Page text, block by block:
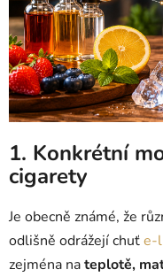
1. Konkrétní
cigarety
Je obecně známé, že
odlišně odrážejí chuťe-
zejména nateplotě,